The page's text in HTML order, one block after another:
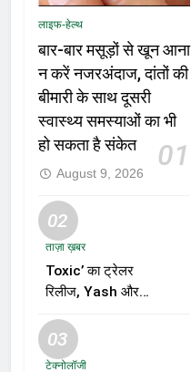
लाइफ-हेल्थ
बार-बार मसूड़ों से खून आना
न करें नजरअंदाज, दांतों की
बीमारी के साथ दूसरी
स्वास्थ्य समस्याओं का भी
हो सकता है संकेत
01
August 9, 2026
02
ताज़ा ख़बर
Toxic’ का ट्रेलर
रिलीज, Yash और
जोड़ी ने मचाई हलचल,
फिल्म को लेकर बढ़ी
03
टेक्नोलॉजी